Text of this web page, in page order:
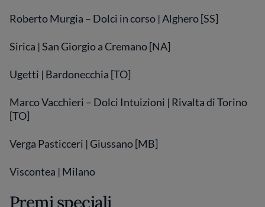
Roberto Murgia – Dolci in corso | Alghero [SS]
Sirica | San Giorgio a Cremano [NA]
Ugetti | Bardonecchia [TO]
Marco Vacchieri – Dolci Intuizioni | Rivalta di Torino
[TO]
Verga Pasticceri | Giussano [MB]
Viscontea | Milano
Premi speciali